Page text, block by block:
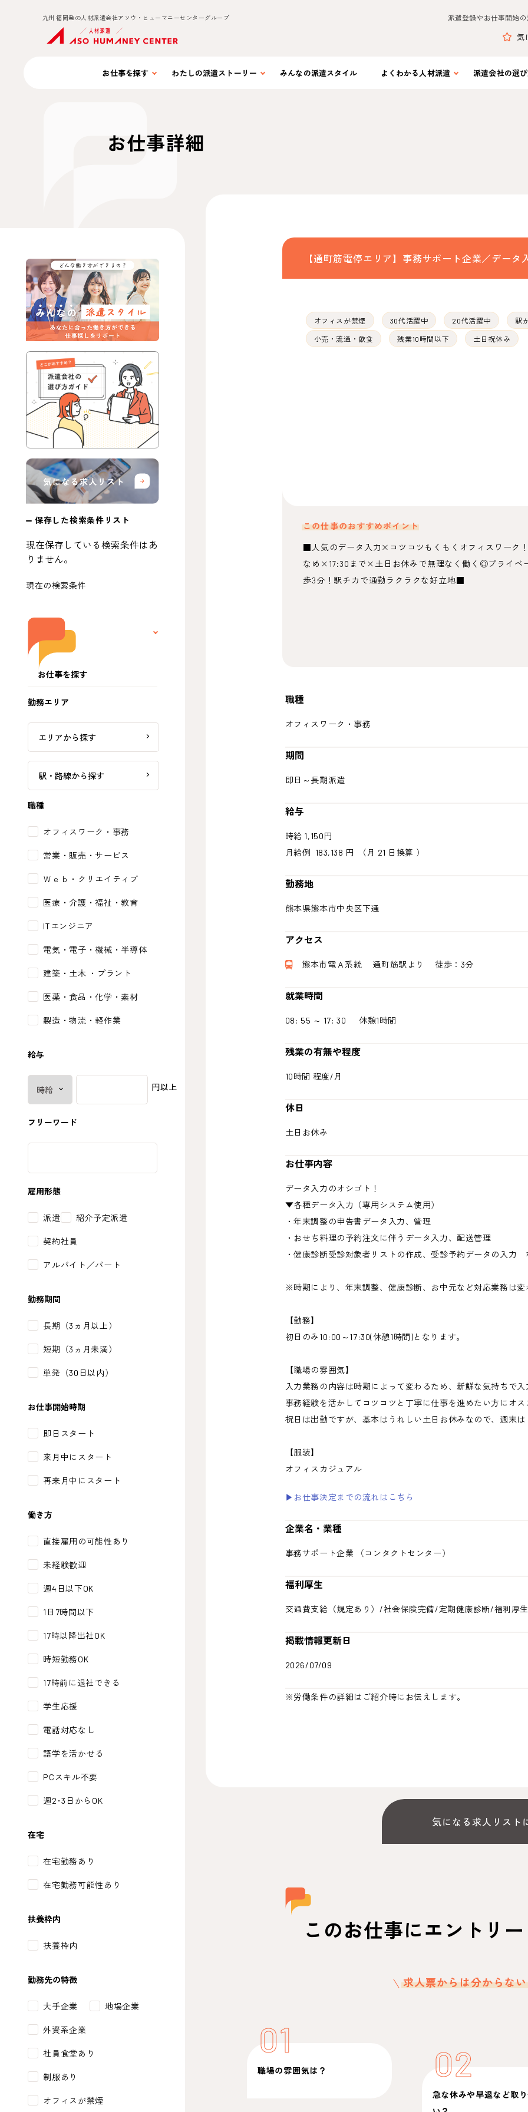
九州 福岡発の人材派遣会社アソウ・ヒューマニーセンターグループ 派遣登録やお仕事開始の
気
お仕事を探す わたしの派遣ストーリー みんなの派遣スタイル よくわかる 人材派遣 派遣会社の選
お仕事詳細
保存した検索条件リスト
現在保存している検索条件はあ
りません。
現在の検索条件
お仕事を探す
勤務エリア
エリアから探す
駅・路線から探す
職種
オフィスワーク・事務
営業・販売・サービス
Ｗｅｂ・クリエイティブ
医療・介護・福祉・教育
ITエンジニア
電気・電子・機械・半導体
建築・土木 ・プラント
医薬・食品・化学・素材
製造・物流・軽作業
給与
円以上
フリーワード
雇用形態
派遣 紹介予定派遣
契約社員
アルバイト／パート
勤務期間
長期（3ヵ月以上）
短期（3ヵ月未満）
単発（30日以内）
お仕事開始時期
即日スタート
来月中にスタート
再来月中にスタート
働き方
直接雇用の可能性あり
未経験歓迎
週4日以下OK
1日7時間以下
17時以降出社OK
時短勤務OK
17時前に退社できる
学生応援
電話対応なし
語学を活かせる
PCスキル不要
週2･3日からOK
在宅
在宅勤務あり
在宅勤務可能性あり
扶養枠内
扶養枠内
勤務先の特徴
大手企業 地場企業
外資系企業
社員食堂あり
制服あり
オフィスが禁煙
【通町筋電停エリア】事務サポート企業／データ
オフィスが禁煙 30代活躍中 20代活躍中 駅
小売・流通・飲食 残業10時間以下 土日祝休み
この仕事のおすすめポイント
■人気のデータ入力×コツコツもくもくオフィスワーク
なめ×17:30まで×土日お休みで無理なく働く◎プライベ
歩3分！駅チカで通勤ラクラクな好立地■
職種
オフィスワーク・事務
期間
即日～長期派遣
給与
時給 1,150円
月給例 183,138 円
（月 21 日換算 ）
勤務地
熊本県熊本市中央区下通
アクセス
熊本市電Ａ系統 通町筋駅より 徒歩：3分
就業時間
08: 55 ～ 17: 30 休憩1時間
残業の有無や程度
10時間 程度/月
休日
土日お休み
お仕事内容
データ入力のオシゴト！
▼各種データ入力（専用システム使用）
・年末調整の申告書データ入力、管理
・おせち料理の予約注文に伴うデータ入力、配送管理
・健康診断受診対象者リストの作成、受診予約データの入力
※時期により、年末調整、健康診断、お中元など対応業務は
【勤務】
初日のみ10:00～17:30(休憩1時間)となります。
【職場の雰囲気】
入力業務の内容は時期によって変わるため、新鮮な気持ちで
事務経験を活かしてコツコツと丁寧に仕事を進めたい方にオス
祝日は出勤ですが、基本はうれしい土日お休みなので、週末
【服装】
オフィスカジュアル
▶お仕事決定までの流れはこちら
企業名・業種
事務サポート企業 （コンタクトセンター）
福利厚生
交通費支給（規定あり）/社会保険完備/定期健康診断/福利厚
掲載情報更新日
2026/07/09
※労働条件の詳細はご紹介時にお伝えします。
気になる求人リスト
このお仕事にエントリー
求人票からは分からな
01
職場の雰囲気は？ 02
急な休みや早退など取